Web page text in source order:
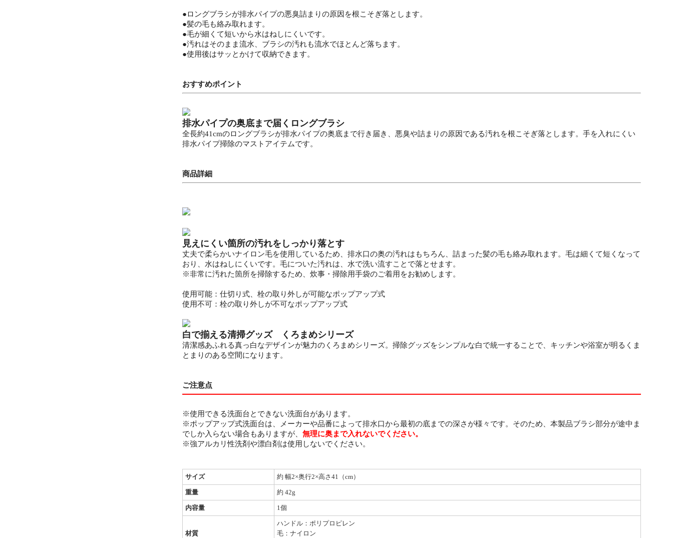
●ロングブラシが排水パイプの悪臭詰まりの原因を根こそぎ落とします。
●髪の毛も絡み取れます。
●毛が細くて短いから水はねしにくいです。
●汚れはそのまま流水、ブラシの汚れも流水でほとんど落ちます。
●使用後はサッとかけて収納できます。
おすすめポイント
排水パイプの奥底まで届くロングブラシ
全長約41cmのロングブラシが排水パイプの奥底まで行き届き、悪臭や詰まりの原因である汚れを根こそぎ落とします。手を入れにくい
排水パイプ掃除のマストアイテムです。
商品詳細
見えにくい箇所の汚れをしっかり落とす
丈夫で柔らかいナイロン毛を使用しているため、排水口の奥の汚れはもちろん、詰まった髪の毛も絡み取れます。毛は細くて短くなって
おり、水はねしにくいです。毛についた汚れは、水で洗い流すことで落とせます。
※非常に汚れた箇所を掃除するため、炊事・掃除用手袋のご着用をお勧めします。
使用可能：仕切り式、栓の取り外しが可能なポップアップ式
使用不可：栓の取り外しが不可なポップアップ式
白で揃える清掃グッズ くろまめシリーズ
清潔感あふれる真っ白なデザインが魅力のくろまめシリーズ。掃除グッズをシンプルな白で統一することで、キッチンや浴室が明るくま
とまりのある空間になります。
ご注意点
※使用できる洗面台とできない洗面台があります。
※ポップアップ式洗面台は、メーカーや品番によって排水口から最初の底までの深さが様々です。そのため、本製品ブラシ部分が途中ま
でしか入らない場合もありますが、 無理に奥まで入れないでください。
※強アルカリ性洗剤や漂白剤は使用しないでください。
サイズ 約 幅2×奥行2×高さ41（cm）
重量 約 42g
内容量 1個
材質
ハンドル：ポリプロピレン
毛：ナイロン